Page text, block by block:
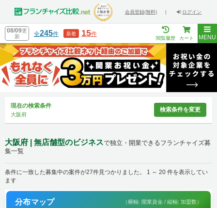
会員登録(無料) | ログイン
08/09更
新
全245件 新着 15件
閲覧履歴 カート MENU
現在の検索条件
大阪府
検索条件を変更
大阪府 | 無店舗型のビジネスで独立・開業できるフランチャイズ募
集一覧
条件に一致した募集中の案件が27件見つかりました。 1 ～ 20 件を表示してい
ます
分布マップ （横軸: 開業資金 / 縦軸: 加盟数）